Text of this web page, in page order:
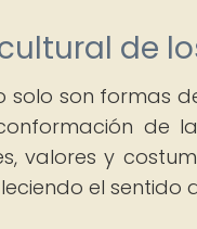
de
solo son formas
de
valores y
el sentido